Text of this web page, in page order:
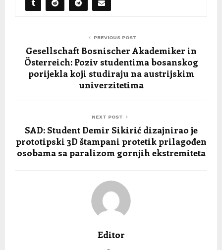
PREVIOUS POST
Gesellschaft Bosnischer Akademiker in
Österreich: Poziv studentima bosanskog
porijekla koji studiraju na austrijskim
univerzitetima
NEXT POST
SAD: Student Demir Sikirić dizajnirao je
prototipski 3D štampani protetik prilagođen
osobama sa paralizom gornjih ekstremiteta
Editor